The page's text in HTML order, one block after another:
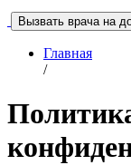
Вызвать врача на
Главная
/